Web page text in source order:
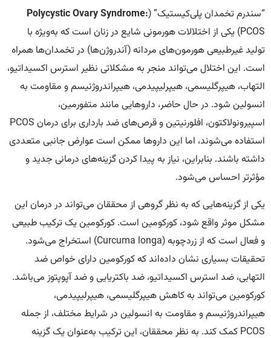
“سندرم تخمدان پلی‌کیستیک” (Polycystic Ovary Syndrome:
PCOS) یکی از اختلالات هورمونی شایع در زنان است که به‌ویژه با
تولید غیرطبیعی هورمون‌های مردانه (آندروژن‌ها) در تخمدان‌ها همراه
است. این اختلال می‌تواند منجر به مشکلاتی نظیر استرس اکسیداتیو،
التهاب، هیپرگلیسمی، هیپرلیپیدمی، هیپراندروژنیسم و مقاومت به
انسولین شود. در حال حاضر، داروهایی مانند متفورمین،
اسپیرونولاکتون، افلورنیتین و قرص‌های ضد بارداری برای درمان PCOS
استفاده می‌شوند، اما این داروها ممکن است عوارض جانبی متعددی
داشته باشند. بنابراین، نیاز به پیدا کردن گزینه‌های درمانی جدید و
مؤثرتر احساس می‌شود.
یکی از گزینه‌هایی که به نظر گروهی از محققان می‌تواند در درمان این
مشکل موثر واقع شود، کورکومین است. کورکومین یک ترکیب طبیعی
و فعال است که از زردچوبه (Curcuma longa) استخراج می‌شود.
تحقیقات بسیاری نشان داده‌اند که کورکومین دارای خواص ضد
التهابی، ضد استرس اکسیداتیو، ضد باکتریایی و ضد آپوپتوز می‌باشد.
کورکومین می‌تواند به کاهش هیپرگلیسمی، هیپرلیپیدمی،
هیپراندروژنیسم و مقاومت به انسولین در شرایط مختلف، از جمله
PCOS کمک کند. به نظر محققان، این ترکیب به‌عنوان یک گزینه